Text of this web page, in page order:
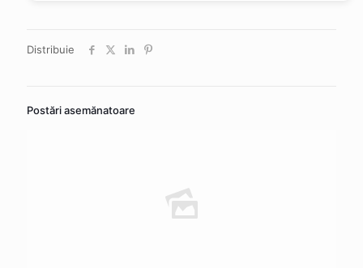
Distribuie
Postări asemănatoare